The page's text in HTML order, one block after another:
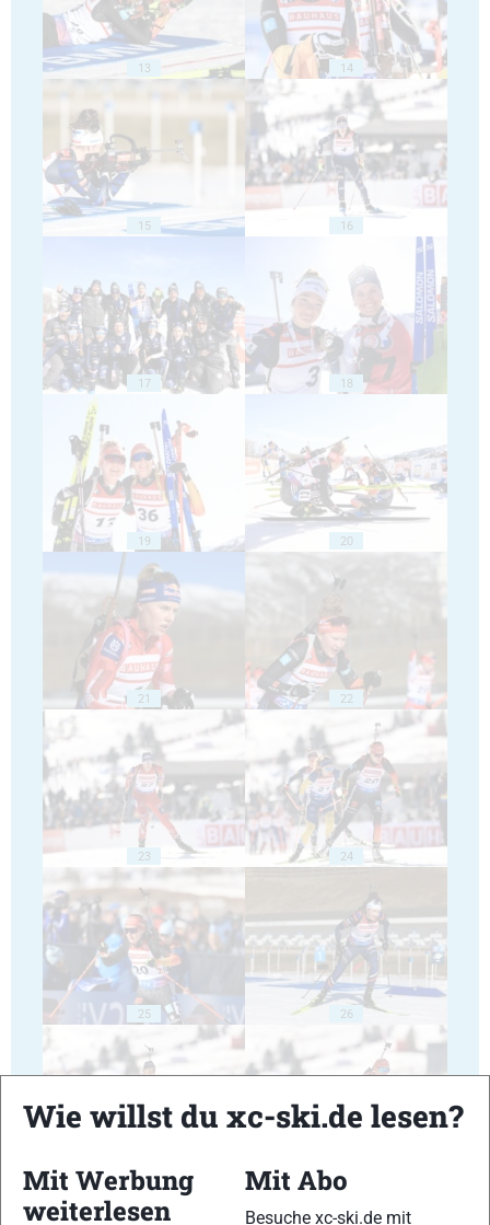
13 14
15 16
17 18
19 20
21 22
23 24
25 26
Wie willst du xc-ski.de lesen?
Mit Werbung
weiterlesen
Mit Abo
Besuche xc-ski.de mit